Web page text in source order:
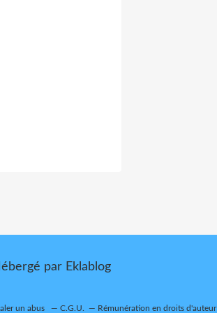
par Eklablog
un abus C.G.U. Rémunération en droits d'auteur